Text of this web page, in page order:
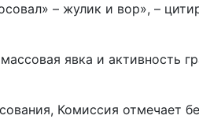
– жулик и вор», –
явка и активность
Комиссия отмечает